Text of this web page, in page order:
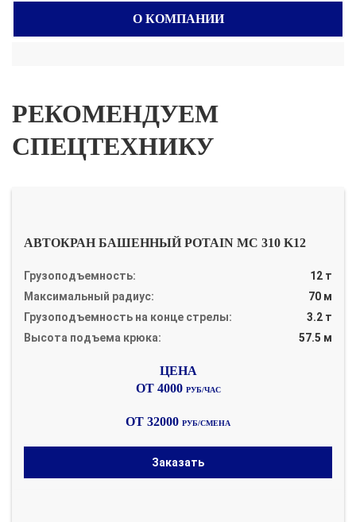
О КОМПАНИИ
РЕКОМЕНДУЕМ
СПЕЦТЕХНИКУ
АВТОКРАН БАШЕННЫЙ POTAIN MC 310 K12
Грузоподъемность:
12 т
Максимальный радиус:
70 м
Грузоподъемность на конце стрелы:
3.2 т
Высота подъема крюка:
57.5 м
ОТ 4000 РУБ/ЧАС
ОТ 32000 РУБ/СМЕНА
Заказать